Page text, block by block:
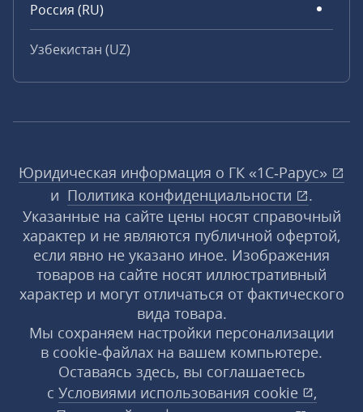
Россия (RU)
Узбекистан (UZ)
Юридическая информация о ГК «1С‑Рарус»
и Политика конфиденциальности
.
Указанные на сайте цены носят справочный
характер и не являются публичной офертой,
если явно не указано иное. Изображения
товаров на сайте носят иллюстративный
характер и могут отличаться от фактического
вида товара.
Мы сохраняем настройки персонализации
в cookie‑файлах на вашем компьютере.
Оставаясь здесь, вы соглашаетесь
с Условиями использования cookie
,